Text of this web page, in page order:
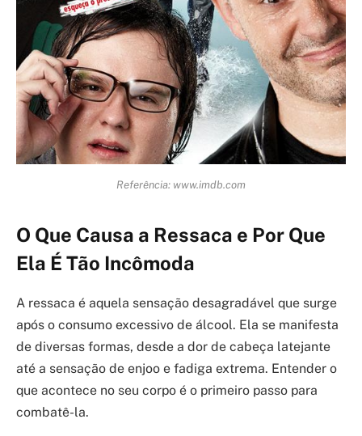
Referência: www.imdb.com
O Que Causa a Ressaca e Por Que
Ela É Tão Incômoda
A ressaca é aquela sensação desagradável que surge
após o consumo excessivo de álcool. Ela se manifesta
de diversas formas, desde a dor de cabeça latejante
até a sensação de enjoo e fadiga extrema. Entender o
que acontece no seu corpo é o primeiro passo para
combatê-la.